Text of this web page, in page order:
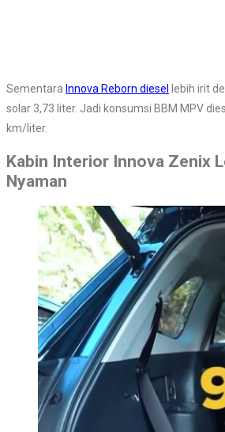
Sementara Innova Reborn diesel
lebih irit
solar 3,73 liter. Jadi konsumsi BBM MPV
km/liter.
Kabin Interior Innova Zenix
Nyaman